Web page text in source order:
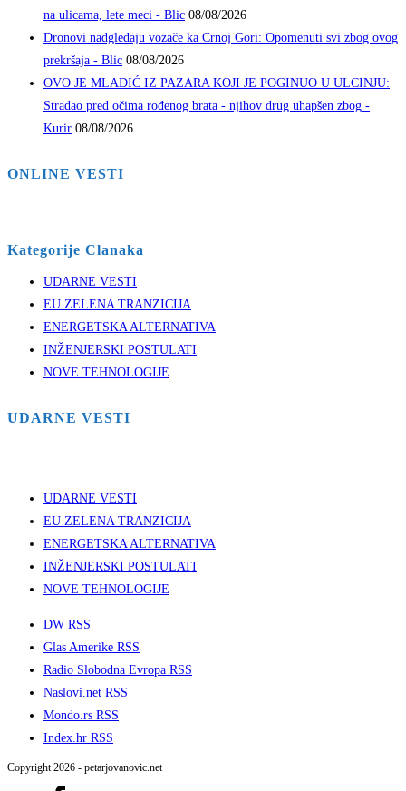
na ulicama, lete meci - Blic 08/08/2026
Dronovi nadgledaju vozače ka Crnoj Gori: Opomenuti svi zbog ovog
prekršaja - Blic 08/08/2026
OVO JE MLADIĆ IZ PAZARA KOJI JE POGINUO U ULCINJU:
Stradao pred očima rođenog brata - njihov drug uhapšen zbog -
Kurir 08/08/2026
ONLINE VESTI
Kategorije Clanaka
UDARNE VESTI
EU ZELENA TRANZICIJA
ENERGETSKA ALTERNATIVA
INŽENJERSKI POSTULATI
NOVE TEHNOLOGIJE
UDARNE VESTI
UDARNE VESTI
EU ZELENA TRANZICIJA
ENERGETSKA ALTERNATIVA
INŽENJERSKI POSTULATI
NOVE TEHNOLOGIJE
DW RSS
Glas Amerike RSS
Radio Slobodna Evropa RSS
Naslovi.net RSS
Mondo.rs RSS
Index.hr RSS
Copyright 2026 - petarjovanovic.net